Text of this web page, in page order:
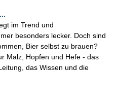
im Trend und
besonders lecker. Doch sind
Bier selbst zu brauen?
Malz, Hopfen und Hefe - das
das Wissen und die